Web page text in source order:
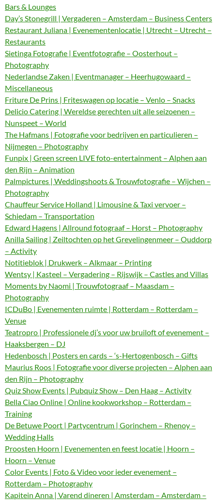
Bars & Lounges
Day’s Stonegrill | Vergaderen – Amsterdam – Business Centers
Restaurant Juliana | Evenementenlocatie | Utrecht – Utrecht –
Restaurants
Sietinga Fotografie | Eventfotografie – Oosterhout –
Photography
Nederlandse Zaken | Eventmanager – Heerhugowaard –
Miscellaneous
Friture De Prins | Friteswagen op locatie – Venlo – Snacks
Delicio Catering | Wereldse gerechten uit alle seizoenen –
Nunspeet – World
The Hafmans | Fotografie voor bedrijven en particulieren –
Nijmegen – Photography
Funpix | Green screen LIVE foto-entertainment – Alphen aan
den Rijn – Animation
Palmpictures | Weddingshoots & Trouwfotografie – Wijchen –
Photography
Chauffeur Service Holland | Limousine & Taxi vervoer –
Schiedam – Transportation
Edward Hagens | Allround fotograaf – Horst – Photography
Anilla Sailing | Zeiltochten op het Grevelingenmeer – Ouddorp
– Activity
Notitieblok | Drukwerk – Alkmaar – Printing
Wentsy | Kasteel – Vergadering – Rijswijk – Castles and Villas
Moments by Naomi | Trouwfotograaf – Maasdam –
Photography
ICDuBo | Evenementen ruimte | Rotterdam – Rotterdam –
Venue
Teatropro | Professionele dj’s voor uw bruiloft of evenement –
Haaksbergen – DJ
Hedenbosch | Posters en cards – ‘s-Hertogenbosch – Gifts
Maurius Roos | Fotografie voor diverse projecten – Alphen aan
den Rijn – Photography
Quiz Show Events | Pubquiz Show – Den Haag – Activity
Bella Ciao Online | Online kookworkshop – Rotterdam –
Training
De Betuwe Poort | Partycentrum | Gorinchem – Rhenoy –
Wedding Halls
Proosten Hoorn | Evenementen en feest locatie | Hoorn –
Hoorn – Venue
Color Events | Foto & Video voor ieder evenement –
Rotterdam – Photography
Kapitein Anna | Varend dineren | Amsterdam – Amsterdam –